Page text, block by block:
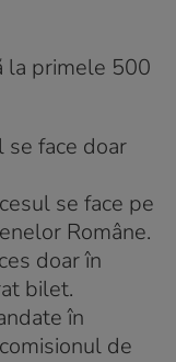
la primele 500
se face doar
se face pe
Române.
doar în
bilet.
în
de